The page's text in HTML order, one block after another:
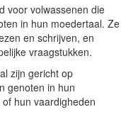
voor volwassenen die
in hun moedertaal. Ze
en schrijven, en
vraagstukken.
zijn gericht op
genoten in hun
hun vaardigheden